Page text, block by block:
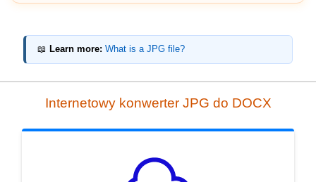
📖 Learn more: What is a JPG file?
Internetowy konwerter JPG do DOCX